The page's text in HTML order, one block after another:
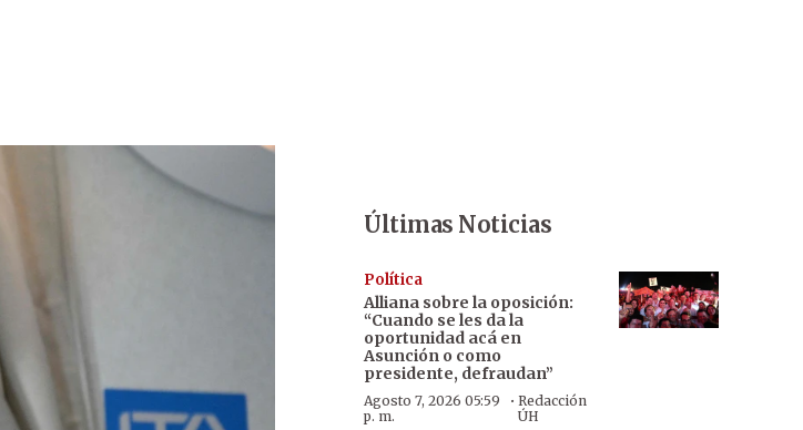
Últimas Noticias
Política
Alliana sobre la oposición:
“Cuando se les da la
oportunidad acá en
Asunción o como
presidente, defraudan”
Agosto 7, 2026 05:59
p. m.
·Redacción
ÚH